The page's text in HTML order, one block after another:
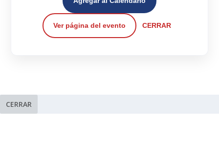
Ver página del evento CERRAR
CERRAR